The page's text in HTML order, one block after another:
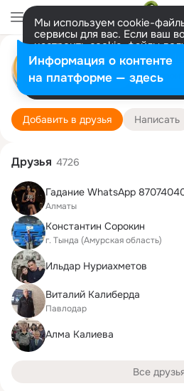
Мы используем cookie-
сервисы для вас. Если ваш
настроить cookie-файлы
представитель. Больше
Разрешить все Настроить
Altai qalasynyñ
Алтай 1 октября
Добавить в друзья Написать
Друзья 4726
Гадание WhatsApp
Алматы
Константин Сорокин
г. Тында (Амурская область)
Ильдар Нуриахметов
Виталий Калиберда
Павлодар
Алма Калиева
Все
Информация о контенте
на платформе — здесь